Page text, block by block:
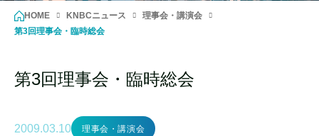
HOME KNBCニュース
理事会・講演会
第3回理事会・臨時総会
第3回理事会・臨時総会
2009.03.10 理事会・講演会